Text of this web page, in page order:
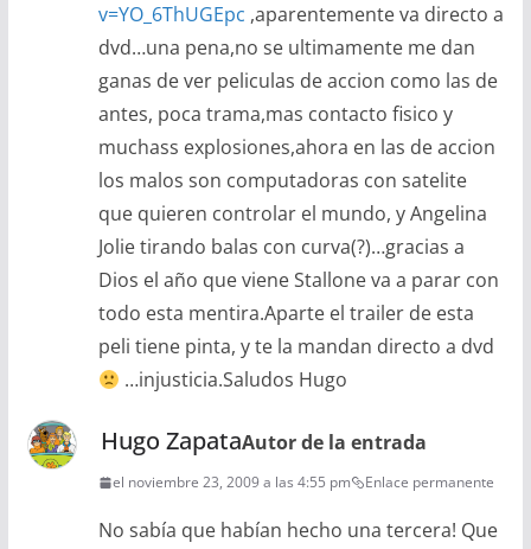
v=YO_6ThUGEpc ,aparentemente va directo a
dvd…una pena,no se ultimamente me dan
ganas de ver peliculas de accion como las de
antes, poca trama,mas contacto fisico y
muchass explosiones,ahora en las de accion
los malos son computadoras con satelite
que quieren controlar el mundo, y Angelina
Jolie tirando balas con curva(?)…gracias a
Dios el año que viene Stallone va a parar con
todo esta mentira.Aparte el trailer de esta
peli tiene pinta, y te la mandan directo a dvd
…injusticia.Saludos Hugo
Hugo ZapataAutor de la entrada
el noviembre 23, 2009 a las 4:55 pm Enlace permanente
No sabía que habían hecho una tercera! Que